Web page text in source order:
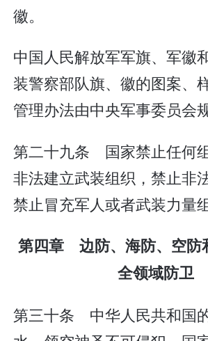
徽。
中国人民解放军军旗、军徽
装警察部队旗、徽的图案、
管理办法由中央军事委员会规
第二十九条 国家禁止任何
非法建立武装组织，禁止非
禁止冒充军人或者武装力量组
第四章 边防、海防、空防
全领域防卫
第三十条 中华人民共和国